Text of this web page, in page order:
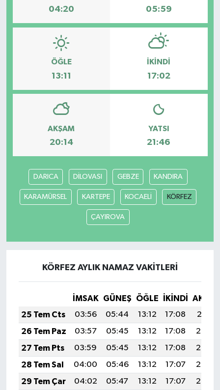
04:20 05:59
ÖĞLE
13:11
İKINDI
17:02
AKŞAM
20:14
YATSI
21:46
DARICA DİLOVASI GEBZE KANDIRA
KARAMÜRSEL KARTEPE KOCAELİ KÖRFEZ
ÇAYIROVA
KÖRFEZ AYLIK NAMAZ VAKITLERI
İMSAK GÜNEŞ ÖĞLE İKINDI
25 Tem Cts
03:56 05:44 13:12 17:08
20:31
26 Tem Paz
03:57 05:45 13:12 17:08
20:30
27 Tem Pts
03:59 05:45 13:12 17:08
20:29
28 Tem Sal
04:00 05:46 13:12 17:07
20:28
29 Tem Çar
04:02 05:47 13:12 17:07
20:28